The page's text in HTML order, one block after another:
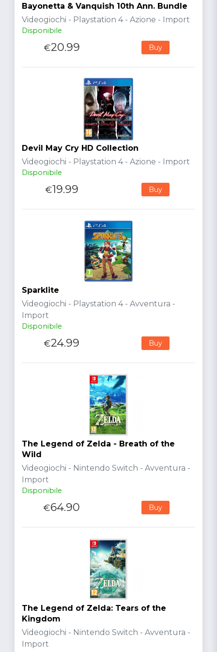
Bayonetta & Vanquish 10th Ann. Bundle
Videogiochi - Playstation 4 - Azione - Import
Disponibile
€20.99 Buy
Devil May Cry HD Collection
Videogiochi - Playstation 4 - Azione - Import
Disponibile
€19.99 Buy
Sparklite
Videogiochi - Playstation 4 - Avventura -
Import
Disponibile
€24.99 Buy
The Legend of Zelda - Breath of the
Wild
Videogiochi - Nintendo Switch - Avventura -
Import
Disponibile
€64.90 Buy
The Legend of Zelda: Tears of the
Kingdom
Videogiochi - Nintendo Switch - Avventura -
Import